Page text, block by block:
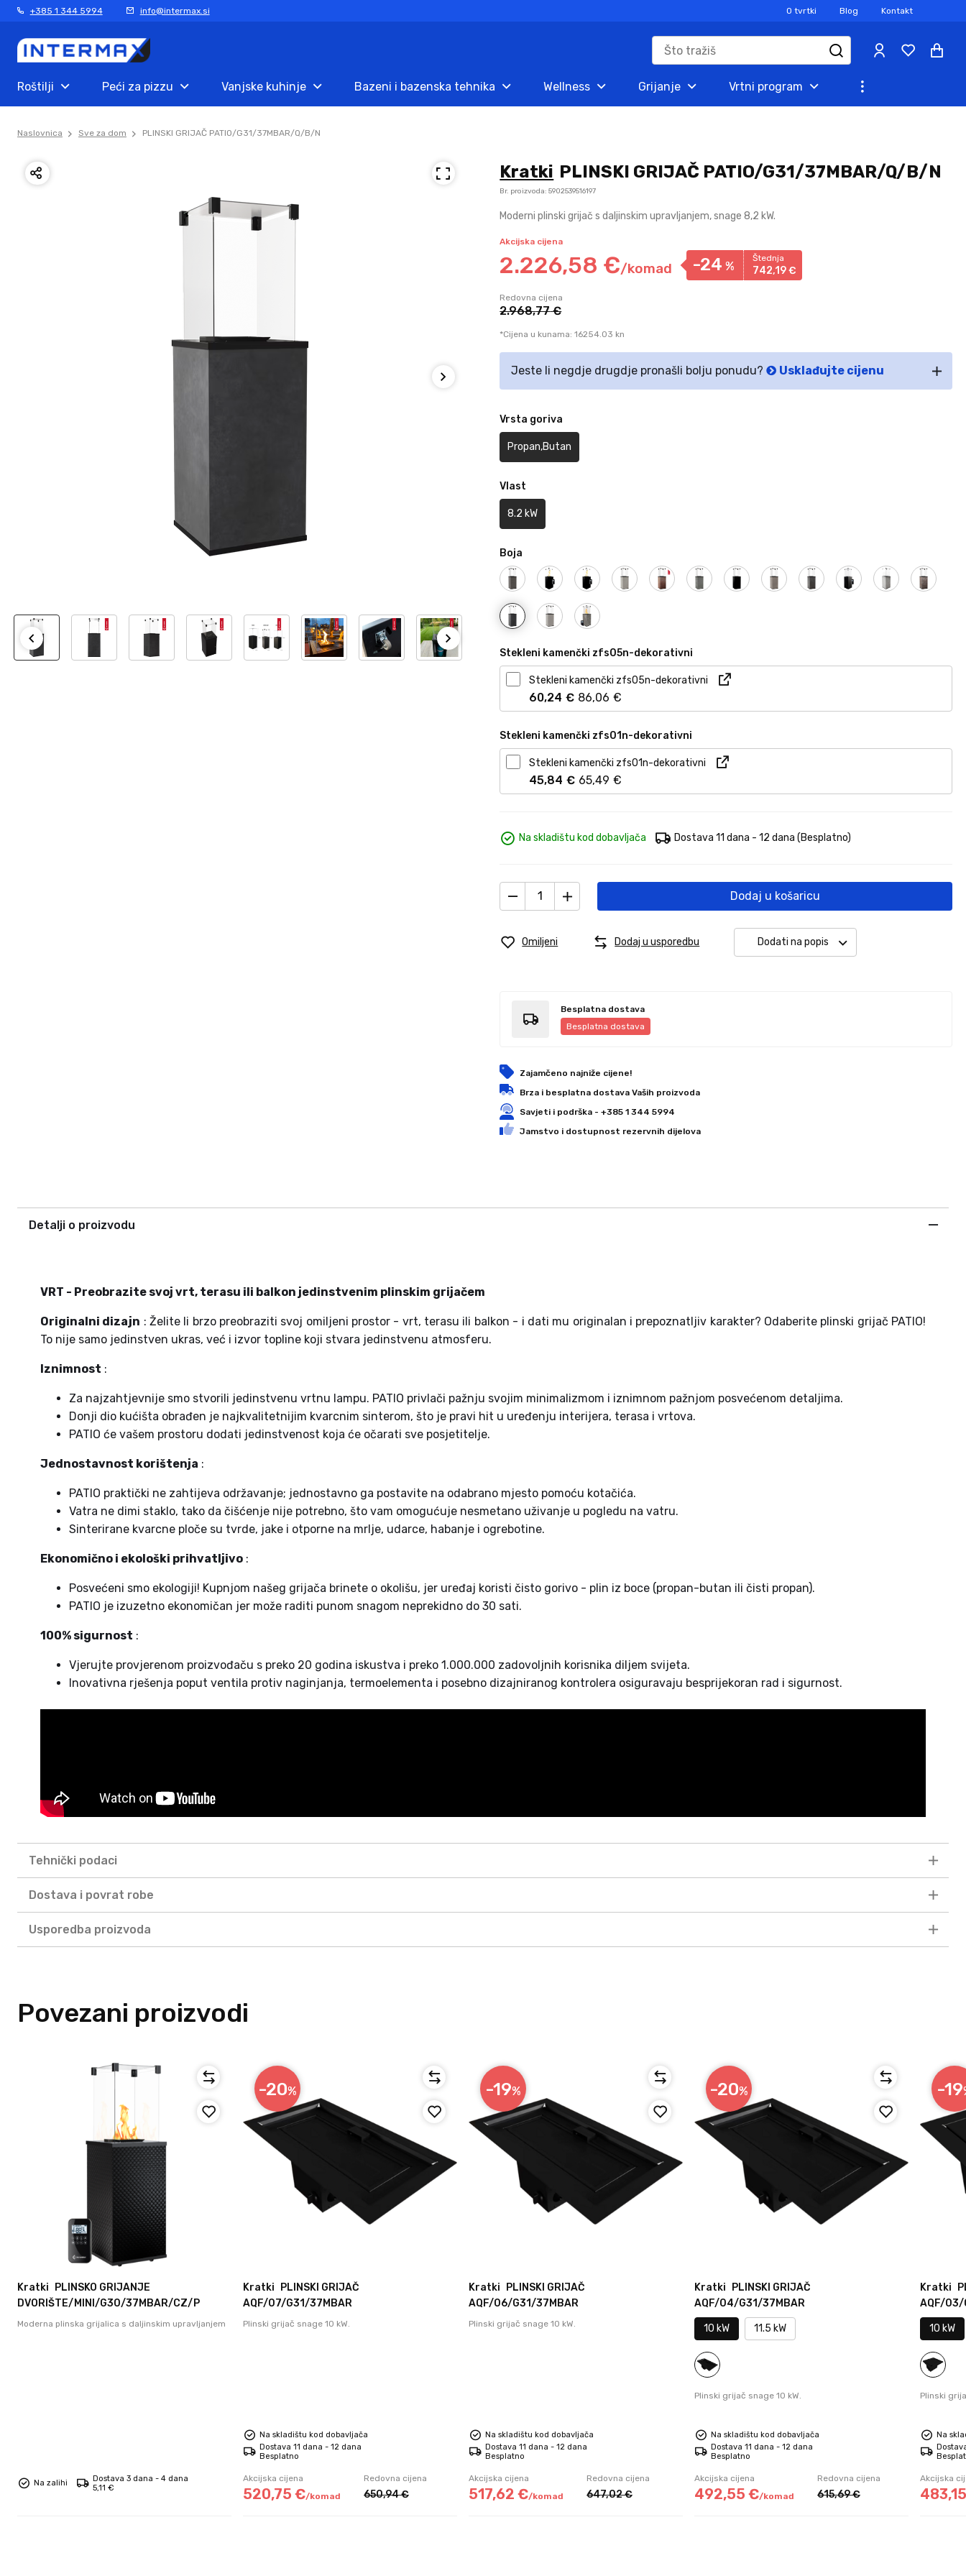
+385 1 344 5994 info@intermax.si O tvrtki Blog Kontakt
Roštilji Peći za pizzu Vanjske kuhinje Bazeni i bazenska tehnika Wellness Grijanje Vrtni program
Naslovnica Sve za dom PLINSKI GRIJAČ PATIO/G31/37MBAR/Q/B/N
Kratki PLINSKI GRIJAČ PATIO/G31/37MBAR/Q/B/N
Br. proizvoda: 5902539516197
Moderni plinski grijač s daljinskim upravljanjem, snage 8,2 kW.
Akcijska cijena
2.226,58 €/komad -24 %
Štednja
742,19€
Redovna cijena
2.968,77 €
*Cijena u kunama: 16254.03 kn
Jeste li negdje drugdje pronašli bolju ponudu? Usklađujte cijenu
Vrsta goriva
Propan,Butan
Vlast
8.2 kW
Boja
Stekleni kamenčki zfs05n-dekorativni
Stekleni kamenčki zfs05n-dekorativni
60,24 € 86,06 €
Stekleni kamenčki zfs01n-dekorativni
Stekleni kamenčki zfs01n-dekorativni
45,84 € 65,49 €
Na skladištu kod dobavljača Dostava 11 dana - 12 dana (Besplatno)
Dodaj u košaricu
Omiljeni Dodaj u usporedbu Dodati na popis
Besplatna dostava
Besplatna dostava
Zajamčeno najniže cijene!
Brza i besplatna dostava Vaših proizvoda
Savjeti i podrška - +385 1 344 5994
Jamstvo i dostupnost rezervnih dijelova
Detalji o proizvodu
VRT - Preobrazite svoj vrt, terasu ili balkon jedinstvenim plinskim grijačem
Originalni dizajn : Želite li brzo preobraziti svoj omiljeni prostor - vrt, terasu ili balkon - i dati mu originalan i prepoznatljiv karakter? Odaberite plinski grijač PATIO!
To nije samo jedinstven ukras, već i izvor topline koji stvara jedinstvenu atmosferu.
Iznimnost :
Za najzahtjevnije smo stvorili jedinstvenu vrtnu lampu. PATIO privlači pažnju svojim minimalizmom i iznimnom pažnjom posvećenom detaljima.
Donji dio kućišta obrađen je najkvalitetnijim kvarcnim sinterom, što je pravi hit u uređenju interijera, terasa i vrtova.
PATIO će vašem prostoru dodati jedinstvenost koja će očarati sve posjetitelje.
Jednostavnost korištenja :
PATIO praktički ne zahtijeva održavanje; jednostavno ga postavite na odabrano mjesto pomoću kotačića.
Vatra ne dimi staklo, tako da čišćenje nije potrebno, što vam omogućuje nesmetano uživanje u pogledu na vatru.
Sinterirane kvarcne ploče su tvrde, jake i otporne na mrlje, udarce, habanje i ogrebotine.
Ekonomično i ekološki prihvatljivo:
Posvećeni smo ekologiji! Kupnjom našeg grijača brinete o okolišu, jer uređaj koristi čisto gorivo - plin iz boce (propan-butan ili čisti propan).
PATIO je izuzetno ekonomičan jer može raditi punom snagom neprekidno do 30 sati.
100% sigurnost :
Vjerujte provjerenom proizvođaču s preko 20 godina iskustva i preko 1.000.000 zadovoljnih korisnika diljem svijeta.
Inovativna rješenja poput ventila protiv naginjanja, termoelementa i posebno dizajniranog kontrolera osiguravaju besprijekoran rad i sigurnost.
Tehnički podaci
Dostava i povrat robe
Usporedba proizvoda
Povezani proizvodi
Kratki
PLINSKO GRIJANJE
DVORIŠTE/MINI/G30/37MBAR/CZ/P
Moderna plinska grijalica s daljinskim upravljanjem
Na zalihi
Dostava 3 dana - 4 dana
5,11 €
-20%
Kratki
PLINSKI GRIJAČ
AQF/07/G31/37MBAR
Plinski grijač snage 10 kW.
Na skladištu kod dobavljača
Dostava 11 dana - 12 dana
Besplatno
Akcijska cijena
520,75 €/komad
Redovna cijena
650,94€
-19%
Kratki
PLINSKI GRIJAČ
AQF/06/G31/37MBAR
Plinski grijač snage 10 kW.
Na skladištu kod dobavljača
Dostava 11 dana - 12 dana
Besplatno
Akcijska cijena
517,62 €/komad
Redovna cijena
647,02€
-20%
Kratki
PLINSKI GRIJAČ
AQF/04/G31/37MBAR
10 kW 11.5 kW
Plinski grijač snage 10 kW.
Na skladištu kod dobavljača
Dostava 11 dana - 12 dana
Besplatno
Akcijska cijena
492,55 €/komad
Redovna cijena
615,69€
-19
Kratki
AQF/03/
10 kW
Plinski
Na
Akcijska
483,15